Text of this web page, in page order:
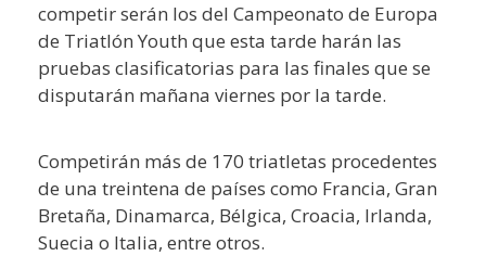
competir serán los del Campeonato de Europa
de Triatlón Youth que esta tarde harán las
pruebas clasificatorias para las finales que se
disputarán mañana viernes por la tarde.
Competirán más de 170 triatletas procedentes
de una treintena de países como Francia, Gran
Bretaña, Dinamarca, Bélgica, Croacia, Irlanda,
Suecia o Italia, entre otros.